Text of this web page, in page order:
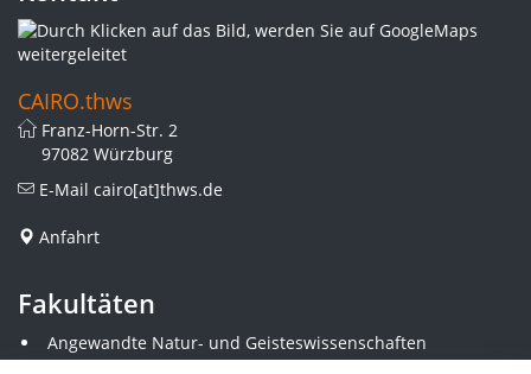
CAIRO.thws
Franz-Horn-Str. 2
97082 Würzburg
E-Mail cairo[at]thws.de
Anfahrt
Fakultäten
Angewandte Natur- und Geisteswissenschaften
Angewandte Sozialwissenschaften